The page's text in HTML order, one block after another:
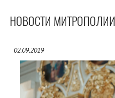
НОВОСТИ МИТРОПОЛИИ
02.09.2019